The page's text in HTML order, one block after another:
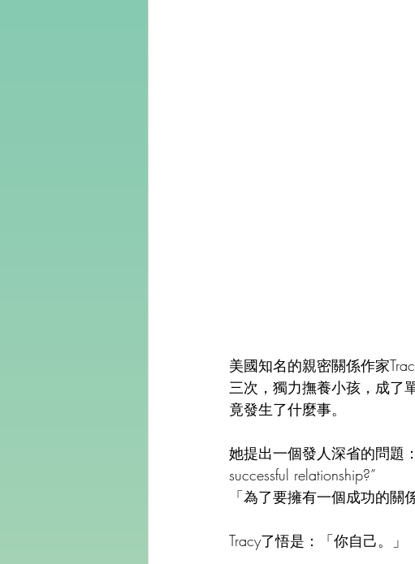
美國知名的親密關係作家
三次，獨力撫養小孩，成了
竟發生了什麼事。
她提出一個發人深省的問題
successful relationship?”
「為了要擁有一個成功的關
Tracy了悟是：「你自己。」